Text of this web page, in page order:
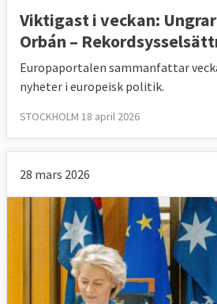
Viktigast i veckan:
Orbán –
Europaportalen sammanfattar
nyheter i europeisk politik.
STOCKHOLM 18 april 2026
28 mars 2026